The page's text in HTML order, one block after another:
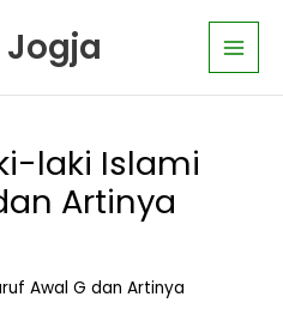
Main
laki Islami
Artinya
Awal G dan Artinya